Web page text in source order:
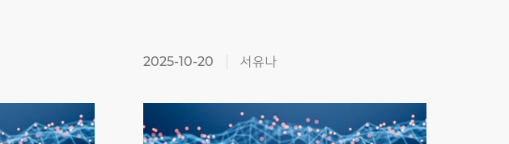
2025-10-20 서유나